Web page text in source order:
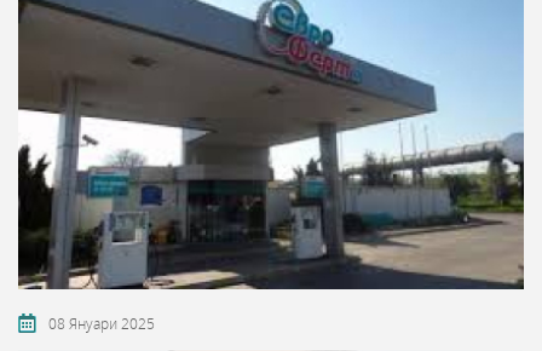
08 Януари 2025